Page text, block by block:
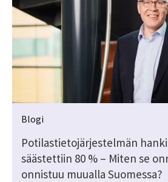
Blogi
Potilastietojärjestelmän
säästettiin 80 % – Miten se
onnistuu muualla Suomessa?